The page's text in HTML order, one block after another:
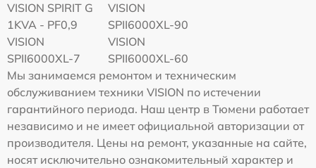
VISION SPIRIT G
1KVA - PF0,9
VISION
SPII6000XL-90
VISION
SPII6000XL-7
VISION
SPII6000XL-60
Мы занимаемся ремонтом и техническим
обслуживанием техники VISION по истечении
гарантийного периода. Наш центр в Тюмени работает
независимо и не имеет официальной авторизации от
производителя. Цены на ремонт, указанные на сайте,
носят исключительно ознакомительный характер и